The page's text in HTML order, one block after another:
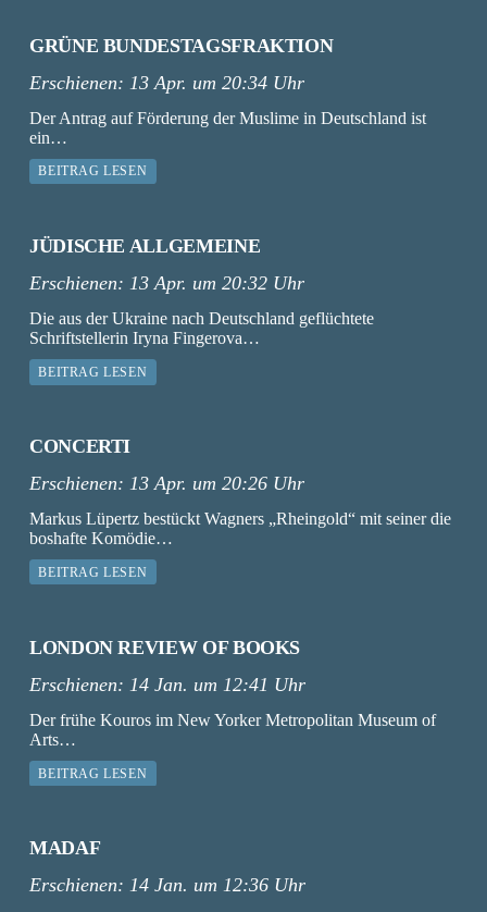
GRÜNE BUNDESTAGSFRAKTION
Erschienen: 13 Apr. um 20:34 Uhr
Der Antrag auf Förderung der Muslime in Deutschland ist
ein…
BEITRAG LESEN
JÜDISCHE ALLGEMEINE
Erschienen: 13 Apr. um 20:32 Uhr
Die aus der Ukraine nach Deutschland geflüchtete
Schriftstellerin Iryna Fingerova…
BEITRAG LESEN
CONCERTI
Erschienen: 13 Apr. um 20:26 Uhr
Markus Lüpertz bestückt Wagners „Rheingold“ mit seiner die
boshafte Komödie…
BEITRAG LESEN
LONDON REVIEW OF BOOKS
Erschienen: 14 Jan. um 12:41 Uhr
Der frühe Kouros im New Yorker Metropolitan Museum of
Arts…
BEITRAG LESEN
MADAF
Erschienen: 14 Jan. um 12:36 Uhr